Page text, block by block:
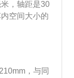
，轴距是30
空间大小的
的一款中大
型更加有侵
，与同